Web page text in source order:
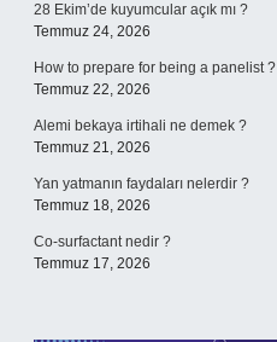
28 Ekim’de kuyumcular açık mı ?
Temmuz 24, 2026
How to prepare for being a panelist ?
Temmuz 22, 2026
Alemi bekaya irtihali ne demek ?
Temmuz 21, 2026
Yan yatmanın faydaları nelerdir ?
Temmuz 18, 2026
Co-surfactant nedir ?
Temmuz 17, 2026